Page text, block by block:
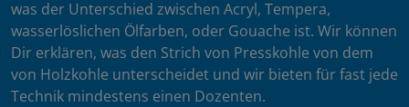
was der Unterschied zwischen Acryl, Tempera,
wasserlöslichen Ölfarben, oder Gouache ist. Wir können
Dir erklären, was den Strich von Presskohle von dem
von Holzkohle unterscheidet und wir bieten für fast jede
Technik mindestens einen Dozenten.